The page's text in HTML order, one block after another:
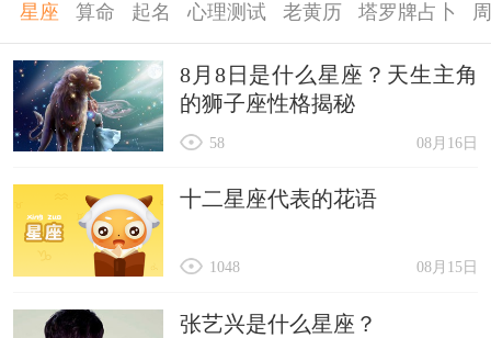
星座 算命 起名 心理测试 老黄历 塔罗牌占卜
8月8日是什么星座？天生主角
的狮子座性格揭秘
08月16日
58
十二星座代表的花语
08月15日
1048
张艺兴是什么星座？